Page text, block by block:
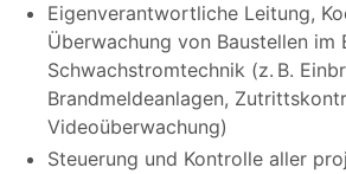
Eigenverantwortliche Leitung,
Überwachung von Baustellen im
Schwachstromtechnik (z. B.
Brandmeldeanlagen,
Videoüberwachung)
Steuerung und Kontrolle aller